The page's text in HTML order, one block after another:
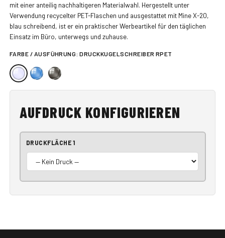
mit einer anteilig nachhaltigeren Materialwahl. Hergestellt unter
Verwendung recycelter PET-Flaschen und ausgestattet mit Mine X-20,
blau schreibend, ist er ein praktischer Werbeartikel für den täglichen
Einsatz im Büro, unterwegs und zuhause.
FARBE / AUSFÜHRUNG:DRUCKKUGELSCHREIBER RPET
AUFDRUCK KONFIGURIEREN
DRUCKFLÄCHE 1